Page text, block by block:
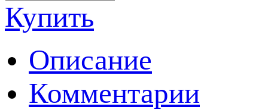
Купить
Описание
Комментарии